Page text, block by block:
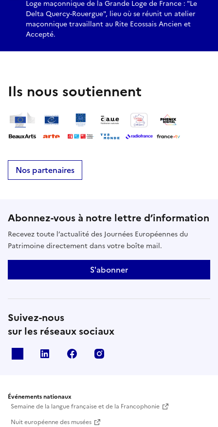
Loge maçonnique de la Grande Loge de France : "Le
Delta Quercy-Rouergue", lieu où se réunit un atelier
maçonnique travaillant au Rite Ecossais Ancien et
Accepté.
Ils nous soutiennent
Nos partenaires
Abonnez-vous à notre lettre d’information
Recevez toute l’actualité des Journées Européennes du
Patrimoine directement dans votre boîte mail.
S'abonner
Suivez-nous
sur les réseaux sociaux
Linkedin Facebook
Événements nationaux
Semaine de la langue française et de la Francophonie
Nuit européenne des musées